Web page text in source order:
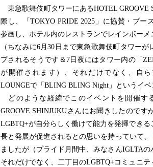
東急歌舞伎町タワーにあるHOTEL GROOVE
際し、「TOKYO PRIDE 2025」に協賛・ブー
参画し、ホテル内のレストランでレインボー
（ちなみに6月30日まで東急歌舞伎町タワー
プされるそうです＆7日夜にはタワー内の「
が開催されます）、それだけでなく、自ら
LOUNGEで「BLING BLING Night」というイベ
どのような経緯でこのイベントを開催す
GROOVE SHINJUKUさんにお聞きしたのです
LGBTQ+が自分らしく働けて能力を発揮でき
長と発展が促進されるとの思いを持っていて、
ましたが（プライド月間中、みなさんIGLTAの
それだけでなく、二丁目のLGBTQ+コミュニ